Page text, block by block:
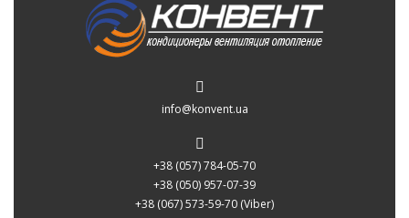
info@konvent.ua
+38 (057) 784-05-70
+38 (050) 957-07-39
+38 (067) 573-59-70 (Viber)